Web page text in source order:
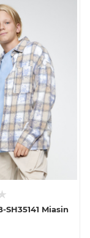
SH35141 Miasin